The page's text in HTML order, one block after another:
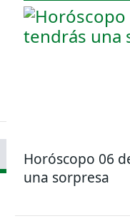
Horóscopo 06
una sorpresa